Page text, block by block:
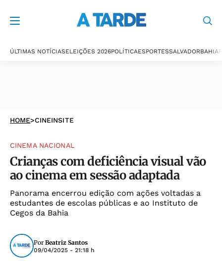
ÚLTIMAS NOTÍCIASELEIÇÕES 2026POLÍTICAESPORTESSALVADORBAHIA
HOME>CINEINSITE
CINEMA NACIONAL
Crianças com deficiência visual vão
ao cinema em sessão adaptada
Panorama encerrou edição com ações voltadas a
estudantes de escolas públicas e ao Instituto de
Cegos da Bahia
Por Beatriz Santos
09/04/2025 - 21:18 h